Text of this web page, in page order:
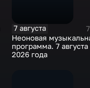
7 августа
Неоновая
программа. 7 августа
2026 года